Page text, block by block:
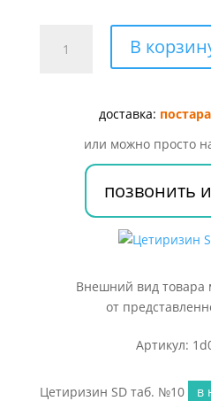
товара
В
доставка:
или можно просто
позвонить
Внешний вид товара
от
Артикул:
Цетиризин SD таб. №10 в